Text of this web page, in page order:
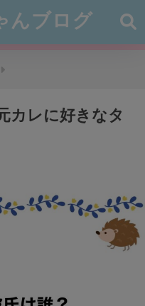
んブログ
カレに好きなタ